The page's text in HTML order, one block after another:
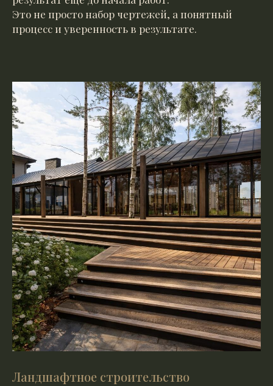
Это не просто набор чертежей, а понятный
процесс и уверенность в результате.
Ландшафтное строительство